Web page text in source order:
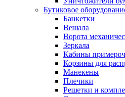
Бутиковое
Банкетки
Вешала
Ворота
Зеркала
Кабины
Корзины для
Манекены
Плечики
Решетки и